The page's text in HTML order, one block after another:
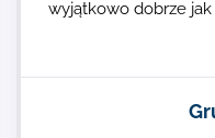
wyjątkowo dobrze